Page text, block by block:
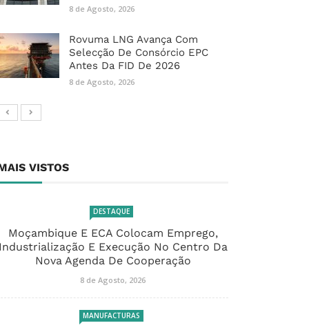
8 de Agosto, 2026
Rovuma LNG Avança Com
Selecção De Consórcio EPC
Antes Da FID De 2026
8 de Agosto, 2026
VISTOS
DESTAQUE
Moçambique E ECA Colocam Emprego,
E Execução No Centro Da
Nova Agenda De Cooperação
8 de Agosto, 2026
MANUFACTURAS